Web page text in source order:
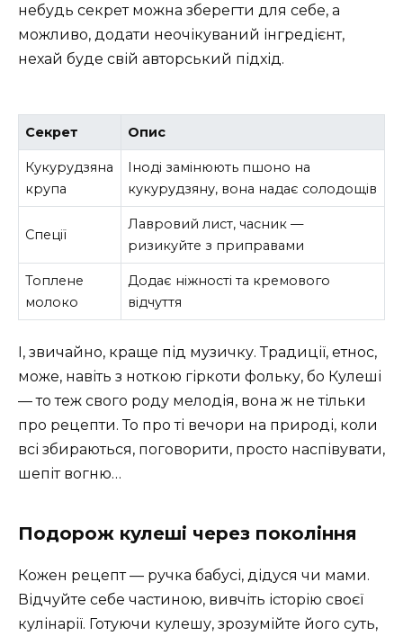
небудь секрет можна зберегти для себе, а
можливо, додати неочікуваний інгредієнт,
нехай буде свій авторський підхід.
Секрет Опис
Кукурудзяна
крупа
Іноді замінюють пшоно на
кукурудзяну, вона надає солодощів
Спеції
Лавровий лист, часник —
ризикуйте з приправами
Топлене
молоко
Додає ніжності та кремового
відчуття
І, звичайно, краще під музичку. Традиції, етнос,
може, навіть з ноткою гіркоти фольку, бо Кулеші
— то теж свого роду мелодія, вона ж не тільки
про рецепти. То про ті вечори на природі, коли
всі збираються, поговорити, просто наспівувати,
шепіт вогню…
Подорож кулеші через покоління
Кожен рецепт — ручка бабусі, дідуся чи мами.
Відчуйте себе частиною, вивчіть історію своєї
кулінарії. Готуючи кулешу, зрозумійте його суть,